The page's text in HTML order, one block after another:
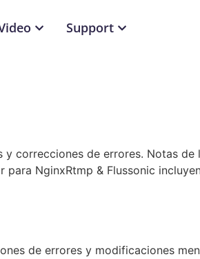
Support
y correcciones de errores. Notas
NginxRtmp & Flussonic
de errores y modificaciones